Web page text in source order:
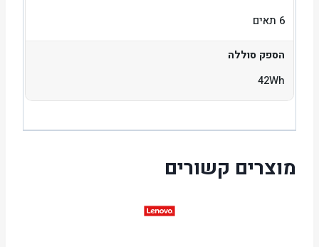
6 תאים
הספק סוללה
42Wh
מוצרים קשורים